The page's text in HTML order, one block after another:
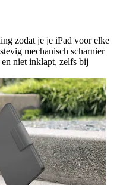
zodat je je iPad voor elke
mechanisch scharnier
niet inklapt, zelfs bij